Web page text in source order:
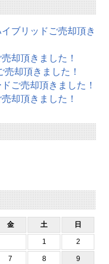
ブリッドご売却頂き
却頂きました！
却頂きました！
ご売却頂きました！
却頂きました！
金 土 日
1 2
7 8 9